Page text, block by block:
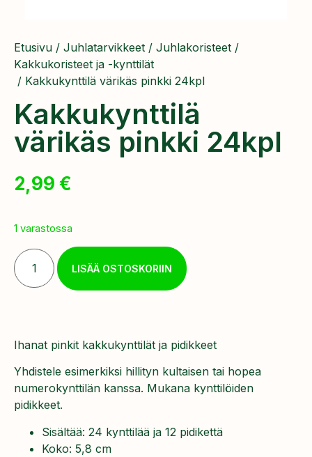
Etusivu / Juhlatarvikkeet / Juhlakoristeet /
Kakkukoristeet ja -kynttilät
/ Kakkukynttilä värikäs pinkki 24kpl
Kakkukynttilä
värikäs pinkki 24kpl
2,99 €
1 varastossa
LISÄÄ OSTOSKORIIN
Ihanat pinkit kakkukynttilät ja pidikkeet
Yhdistele esimerkiksi hillityn kultaisen tai hopea
numerokynttilän kanssa. Mukana kynttilöiden
pidikkeet.
Sisältää: 24 kynttilää ja 12 pidikettä
Koko: 5,8 cm